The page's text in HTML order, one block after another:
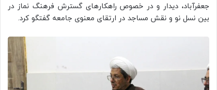
جعفرآباد، دیدار و در خصوص راهکارهای گسترش فرهنگ نماز در
بین نسل نو و نقش مساجد در ارتقای معنوی جامعه گفتگو کرد.